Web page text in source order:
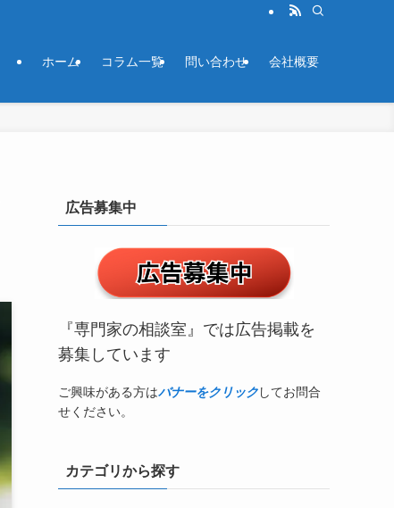
ホーム コラム一覧 問い合わせ 会社概要
広告募集中
『専門家の相談室』では広告掲載を
募集しています
ご興味がある方はバナーをクリックしてお問合
せください。
カテゴリから探す